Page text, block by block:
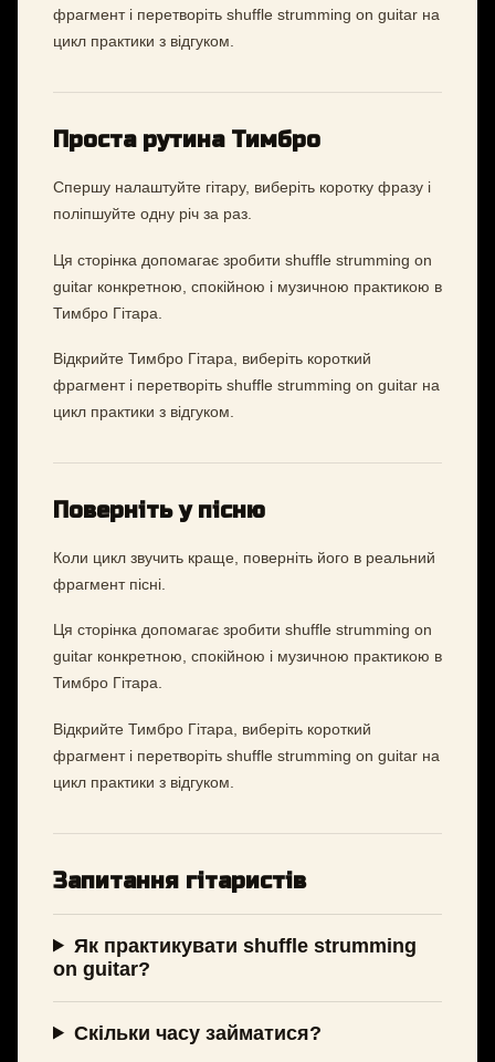
фрагмент і перетворіть shuffle strumming on guitar на
цикл практики з відгуком.
Проста рутина Тимбро
Спершу налаштуйте гітару, виберіть коротку фразу і
поліпшуйте одну річ за раз.
Ця сторінка допомагає зробити shuffle strumming on
guitar конкретною, спокійною і музичною практикою в
Тимбро Гітара.
Відкрийте Тимбро Гітара, виберіть короткий
фрагмент і перетворіть shuffle strumming on guitar на
цикл практики з відгуком.
Поверніть у пісню
Коли цикл звучить краще, поверніть його в реальний
фрагмент пісні.
Ця сторінка допомагає зробити shuffle strumming on
guitar конкретною, спокійною і музичною практикою в
Тимбро Гітара.
Відкрийте Тимбро Гітара, виберіть короткий
фрагмент і перетворіть shuffle strumming on guitar на
цикл практики з відгуком.
Запитання гітаристів
Як практикувати shuffle strumming
on guitar?
Скільки часу займатися?